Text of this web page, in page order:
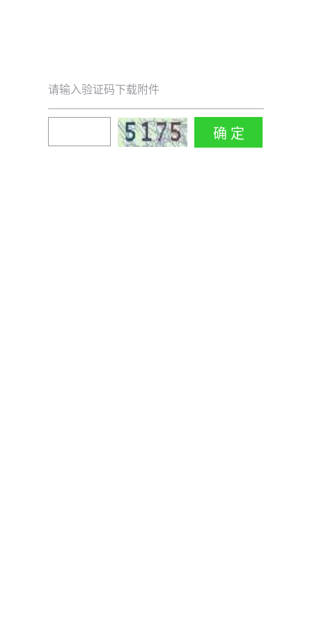
请输入验证码下载附件